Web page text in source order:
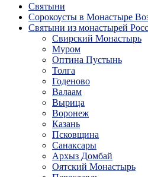
Святыни
Сорокоусты в Монастыре
Святыни из монастырей
Свирский Монастырь
Муром
Оптина Пустынь
Толга
Годеново
Валаам
Вырица
Воронеж
Казань
Псковщина
Санаксары
Архыз Домбай
Оятский Монастырь